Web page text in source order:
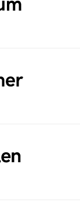
kureras
av